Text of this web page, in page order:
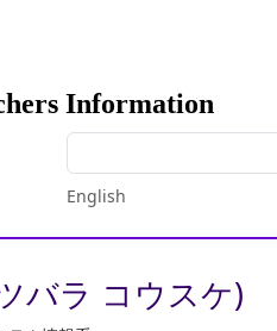
Information
English
バラ コウスケ)